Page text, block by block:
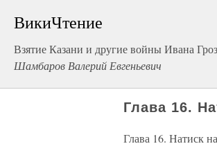
ВикиЧтение
Взятие Казани и другие войны Ивана
Шамбаров Валерий Евгеньевич
Глава 16.
Глава 16. Натиск